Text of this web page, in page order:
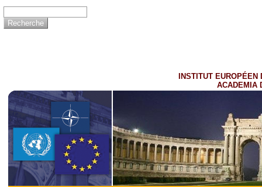
INSTITUT EUROPÉEN
ACADEMIA